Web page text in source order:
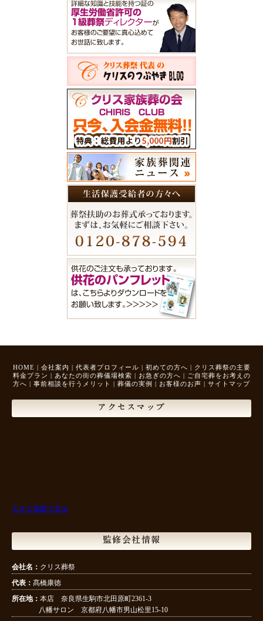
HOME | 会社案内 | 代表者プロフィール | 初めての方へ | クリス葬祭の主要
料金プラン | あなたの街の葬儀場検索 | お急ぎの方へ | ご自宅葬をお考えの
方へ | 事前相談を行うメリット | 葬儀の実例 | お客様のお声 | サイトマップ
アクセスマップ
大きな地図で見る
監修会社情報
会社名： クリス葬祭
代表： 髙橋康徳
所在地： 本店 奈良県生駒市北田原町2361-3
八幡サロン 京都府八幡市男山松里15-10